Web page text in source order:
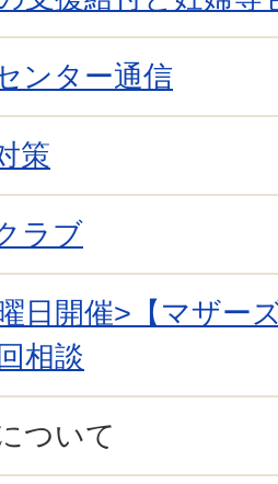
ンター通信
策
ラブ
日開催>【マザー
相談
ついて